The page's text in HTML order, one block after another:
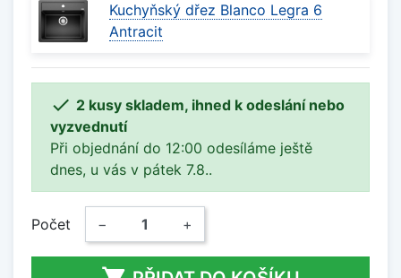
Kuchyňský dřez Blanco Legra 6
Antracit
 2 kusy skladem, ihned k odeslání nebo
vyzvednutí
Při objednání do 12:00 odesíláme ještě
dnes, u vás v pátek 7.8..
Počet − +